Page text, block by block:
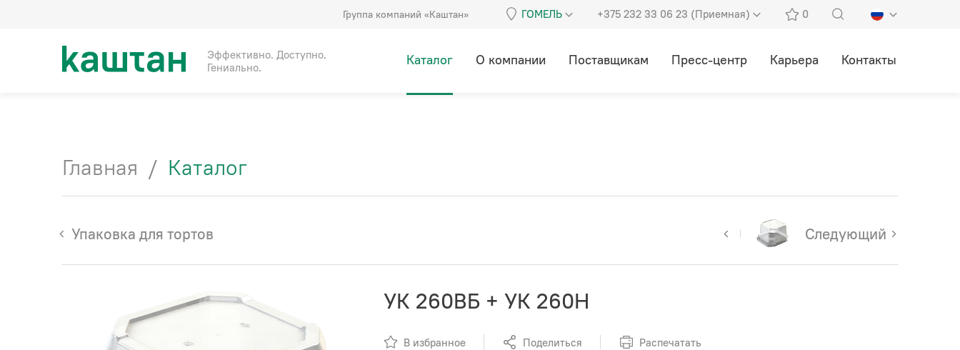
Группа компаний «Каштан» ГОМЕЛЬ +375 232 33 06 23 (Приемная) 0
Эффективно. Доступно.
Гениально.
Каталог О компании Поставщикам Пресс-центр Карьера Контакты
Главная / Каталог
Упаковка для тортов Следующий
УК 260ВБ + УК 260Н
В избранное Поделиться Распечатать